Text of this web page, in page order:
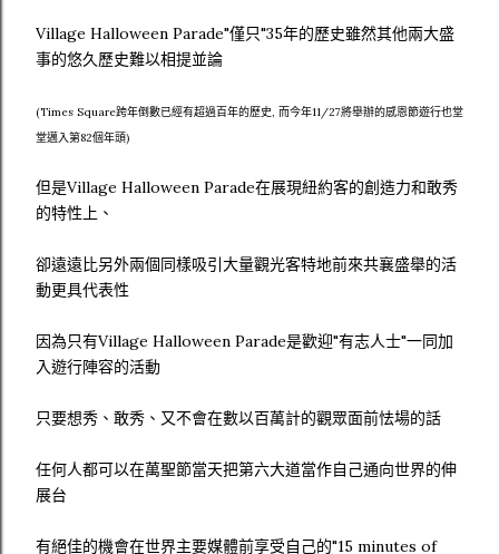
Village Halloween Parade"僅只"35年的歷史雖然其他兩大盛
事的悠久歷史難以相提並論
(Times Square跨年倒數已經有超過百年的歷史, 而今年11/27將舉辦的感恩節遊行也堂
堂邁入第82個年頭)
但是Village Halloween Parade在展現紐約客的創造力和敢秀
的特性上、
卻遠遠比另外兩個同樣吸引大量觀光客特地前來共襄盛舉的活
動更具代表性
因為只有Village Halloween Parade是歡迎"有志人士"一同加
入遊行陣容的活動
只要想秀、敢秀、又不會在數以百萬計的觀眾面前怯場的話
任何人都可以在萬聖節當天把第六大道當作自己通向世界的伸
展台
有絕佳的機會在世界主要媒體前享受自己的"15 minutes of